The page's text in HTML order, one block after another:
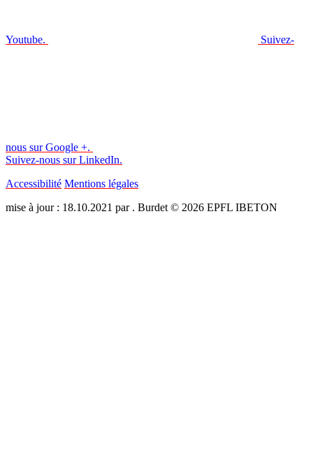
Youtube. Suivez-
nous sur Google +.
Suivez-nous sur LinkedIn.
Accessibilité Mentions légales
mise à jour : 18.10.2021 par . Burdet © 2026 EPFL IBETON